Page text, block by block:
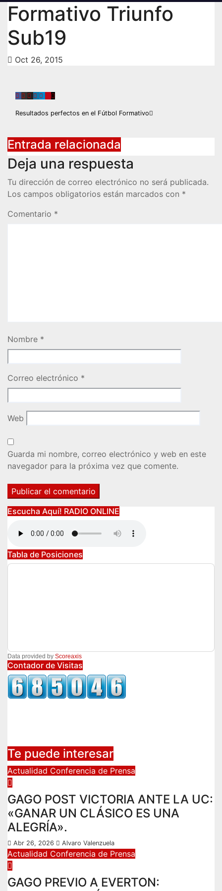
Formativo Triunfo
Sub19
Oct 26, 2015
Navegación
de
entradas
Resultados perfectos en el Fútbol Formativo
Entrada relacionada
Deja una respuesta
Tu dirección de correo electrónico no será publicada.
Los campos obligatorios están marcados con *
Comentario *
Nombre *
Correo electrónico *
Web
Guarda mi nombre, correo electrónico y web en este
navegador para la próxima vez que comente.
Escucha Aquí! RADIO ONLINE
Tabla de Posiciones
Data provided by Scoreaxis
Contador de Visitas
Te puede interesar
Actualidad Conferencia de Prensa
GAGO POST VICTORIA ANTE LA UC:
«GANAR UN CLÁSICO ES UNA
ALEGRÍA».
Abr 26, 2026 Alvaro Valenzuela
Actualidad Conferencia de Prensa
GAGO PREVIO A EVERTON: